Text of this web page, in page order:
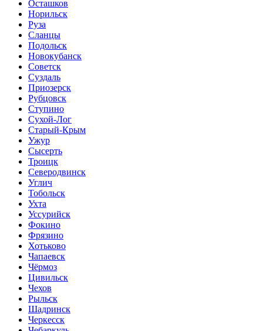
Осташков
Норильск
Руза
Сланцы
Подольск
Новокубанск
Советск
Суздаль
Приозерск
Рубцовск
Ступино
Сухой-Лог
Старый-Крым
Ужур
Сысерть
Троицк
Северодвинск
Углич
Тобольск
Ухта
Уссурийск
Фокино
Фрязино
Хотьково
Чапаевск
Чёрмоз
Цивильск
Чехов
Рыльск
Шадринск
Черкесск